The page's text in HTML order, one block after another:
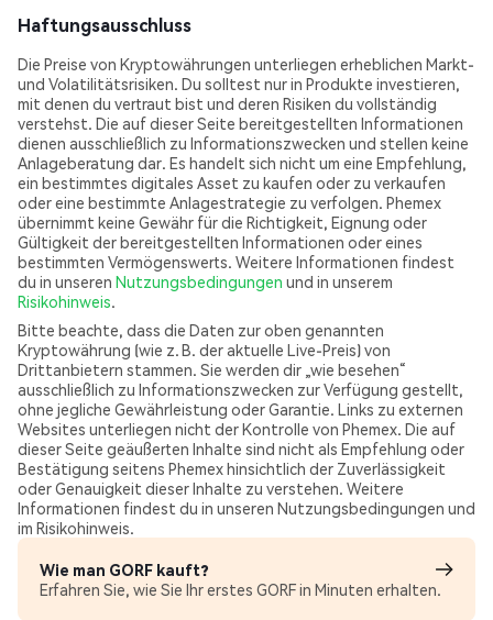
Haftungsausschluss
Die Preise von Kryptowährungen unterliegen erheblichen Markt-
und Volatilitätsrisiken. Du solltest nur in Produkte investieren,
mit denen du vertraut bist und deren Risiken du vollständig
verstehst. Die auf dieser Seite bereitgestellten Informationen
dienen ausschließlich zu Informationszwecken und stellen keine
Anlageberatung dar. Es handelt sich nicht um eine Empfehlung,
ein bestimmtes digitales Asset zu kaufen oder zu verkaufen
oder eine bestimmte Anlagestrategie zu verfolgen. Phemex
übernimmt keine Gewähr für die Richtigkeit, Eignung oder
Gültigkeit der bereitgestellten Informationen oder eines
bestimmten Vermögenswerts. Weitere Informationen findest
du in unseren Nutzungsbedingungen und in unserem
Risikohinweis.
Bitte beachte, dass die Daten zur oben genannten
Kryptowährung (wie z. B. der aktuelle Live-Preis) von
Drittanbietern stammen. Sie werden dir „wie besehen“
ausschließlich zu Informationszwecken zur Verfügung gestellt,
ohne jegliche Gewährleistung oder Garantie. Links zu externen
Websites unterliegen nicht der Kontrolle von Phemex. Die auf
dieser Seite geäußerten Inhalte sind nicht als Empfehlung oder
Bestätigung seitens Phemex hinsichtlich der Zuverlässigkeit
oder Genauigkeit dieser Inhalte zu verstehen. Weitere
Informationen findest du in unseren Nutzungsbedingungen und
im Risikohinweis.
Wie man GORF kauft?
Erfahren Sie, wie Sie Ihr erstes GORF in Minuten erhalten.